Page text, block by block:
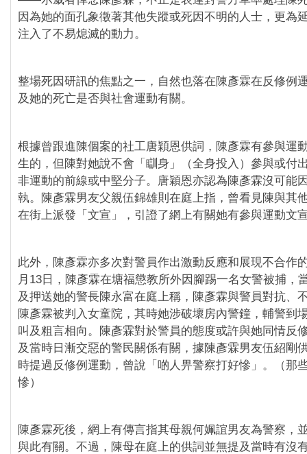
因為她的面孔象徵著其他失蹤或死因不明的人士，更為
注入了不易熄滅的動力。
整場死因研訊的焦點之一，自然也落在陳彥霖在反修例
及她的死亡是否與社會運動有關。
根據曾跟進陳個案的社工唐穎恩供詞，陳彥霖有參與運
生的，但陳對她說不會「瞓身」（全身投入）參與或付
非運動的前線或中堅分子。唐穎恩亦認為陳彥霖沒可能
執。陳彥霖男友父親伍錦雄則在庭上指，曾看見陳與其
在街上派發「文宣」，引證了網上有關她有參與運動文
此外，陳彥霖亦多次對警員作出激動反應和展現不合作
月13日，陳彥霖在塘福懲教所外因腳踢一名女警被捕，
及押送她的警長陳永富在庭上稱，陳彥霖與警員對抗、
陳彥霖被判入女童院，其時她涉破壞房內警鐘，輔警到
叫及粗言相向。陳彥霖對於警員的態度或許與她同情反
及當時日漸交惡的警民關係有關，據陳彥霖男友伍紹剛
時提過反修例運動，曾說「啲人畀警察打好慘」。（那
慘）
陳彥霖死後，網上有傳言指其母親何姵誼男友為警察，
與此有關。不過，陳母在庭上的供詞並無提及當時有沒